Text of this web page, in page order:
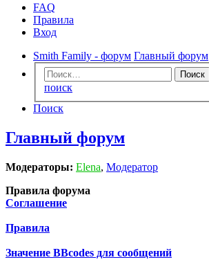
FAQ
Правила
Вход
Smith Family - форум Главный форум
Поиск
поиск
Поиск
Главный форум
Модераторы: Elena, Модератор
Правила форума
Соглашение
Правила
Значение BBcodes для сообщений